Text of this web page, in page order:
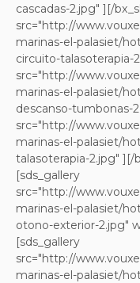
cascadas-2.jpg" ][/
src="http://
marinas-el-palasiet/
circuito-talasoterapia-
src="http://
marinas-el-palasiet/
descanso-tumbonas-
src="http://
marinas-el-palasiet/
talasoterapia-2.jpg" ][/
[sds_gallery
src="http://
marinas-el-palasiet/
otono-exterior-2.jpg"
[sds_gallery
src="http://
marinas-el-palasiet/